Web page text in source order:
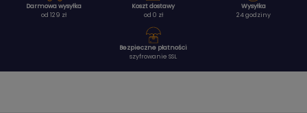
Darmowa wysyłka
od 129 zł
Koszt dostawy
od 0 zł
Wysyłka
24 godziny
Bezpieczne płatności
szyfrowanie SSL